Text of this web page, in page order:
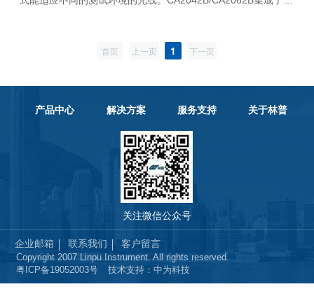
试、空口的信号质量分析以及路测覆盖。一台仪表就能完成网
首页 上一页 1 下一页
产品中心 解决方案 服务支持 关于林普
关注微信公众号
企业邮箱 联系我们 客户留言
Copyright 2007 Linpu Instrument. All rights reserved.
粤ICP备19052003号
技术支持：中为科技